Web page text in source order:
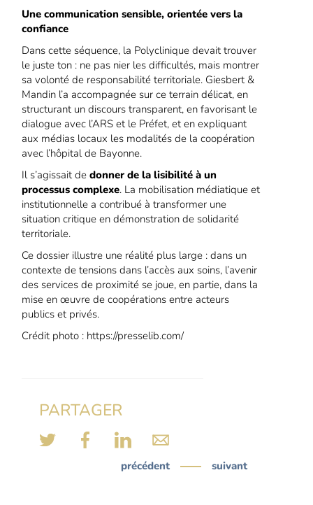
Une communication sensible, orientée vers la
confiance
Dans cette séquence, la Polyclinique devait trouver
le juste ton : ne pas nier les difficultés, mais montrer
sa volonté de responsabilité territoriale. Giesbert &
Mandin l’a accompagnée sur ce terrain délicat, en
structurant un discours transparent, en favorisant le
dialogue avec l’ARS et le Préfet, et en expliquant
aux médias locaux les modalités de la coopération
avec l’hôpital de Bayonne.
Il s’agissait dedonner de la lisibilité à un
processus complexe. La mobilisation médiatique et
institutionnelle a contribué à transformer une
situation critique en démonstration de solidarité
territoriale.
Ce dossier illustre une réalité plus large : dans un
contexte de tensions dans l’accès aux soins, l’avenir
des services de proximité se joue, en partie, dans la
mise en œuvre de coopérations entre acteurs
publics et privés.
Crédit photo : https://presselib.com/
PARTAGER
précédent suivant